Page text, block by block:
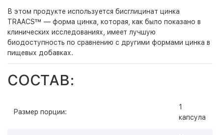
В этом продукте используется бисглицинат цинка
TRAACS™ — форма цинка, которая, как было показано в
клинических исследованиях, имеет лучшую
биодоступность по сравнению с другими формами цинка в
пищевых добавках.
СОСТАВ:
Размер порции:
1
капсула